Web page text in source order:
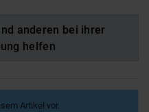
anderen bei ihrer
helfen
Artikel vor.